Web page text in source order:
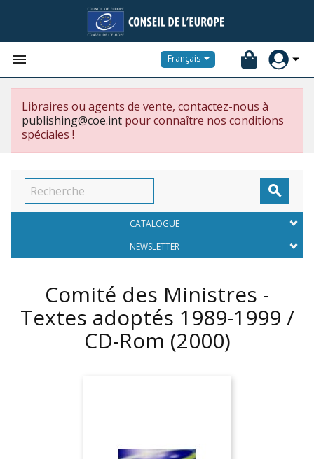
 Français
Libraires ou agents de vente, contactez-nous à
publishing@coe.int pour connaître nos conditions
spéciales !

CATALOGUE
NEWSLETTER
Comité des Ministres -
Textes adoptés 1989-1999 /
CD-Rom (2000)